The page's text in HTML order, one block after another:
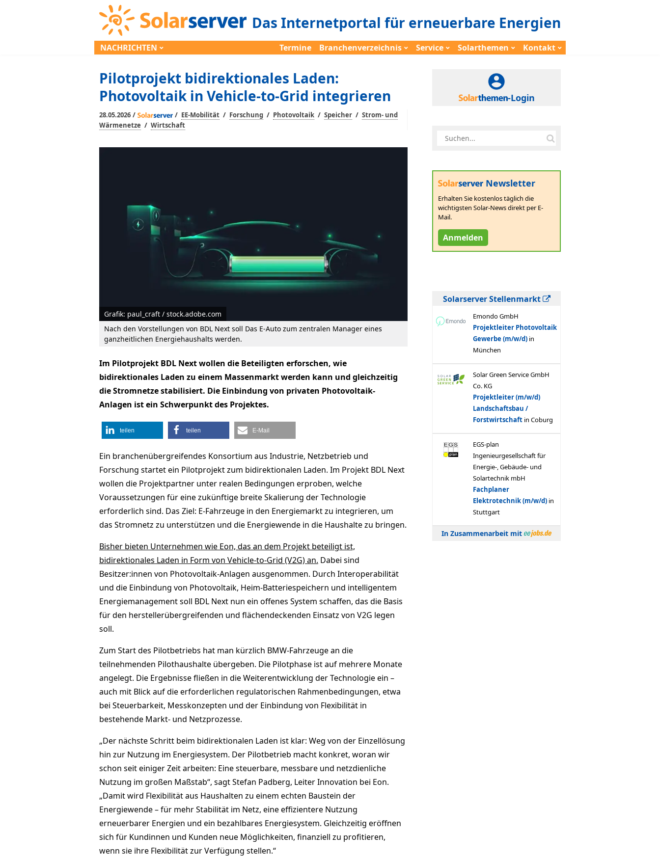
Das Internetportal für erneuerbare Energien
NACHRICHTEN Termine Branchenverzeichnis Service Solarthemen Kontakt
Pilotprojekt bidirektionales Laden:
Photovoltaik in Vehicle-to-Grid integrieren
28.05.2026 / / EE-Mobilität / Forschung / Photovoltaik / Speicher / Strom- und
Wärmenetze / Wirtschaft
Grafik: paul_craft / stock.adobe.com
Nach den Vorstellungen von BDL Next soll Das E-Auto zum zentralen Manager eines
ganzheitlichen Energiehaushalts werden.
Im Pilotprojekt BDL Next wollen die Beteiligten erforschen, wie
bidirektionales Laden zu einem Massenmarkt werden kann und gleichzeitig
die Stromnetze stabilisiert. Die Einbindung von privaten Photovoltaik-
Anlagen ist ein Schwerpunkt des Projektes.
teilen teilen E-Mail
Ein branchenübergreifendes Konsortium aus Industrie, Netzbetrieb und
Forschung startet ein Pilotprojekt zum bidirektionalen Laden. Im Projekt BDL Next
wollen die Projektpartner unter realen Bedingungen erproben, welche
Voraussetzungen für eine zukünftige breite Skalierung der Technologie
erforderlich sind. Das Ziel: E-Fahrzeuge in den Energiemarkt zu integrieren, um
das Stromnetz zu unterstützen und die Energiewende in die Haushalte zu bringen.
Bisher bieten Unternehmen wie Eon, das an dem Projekt beteiligt ist,
bidirektionales Laden in Form von Vehicle-to-Grid (V2G) an. Dabei sind
Besitzer:innen von Photovoltaik-Anlagen ausgenommen. Durch Interoperabilität
und die Einbindung von Photovoltaik, Heim-Batteriespeichern und intelligentem
Energiemanagement soll BDL Next nun ein offenes System schaffen, das die Basis
für den herstellerübergreifenden und flächendeckenden Einsatz von V2G legen
soll.
Zum Start des Pilotbetriebs hat man kürzlich BMW-Fahrzeuge an die
teilnehmenden Pilothaushalte übergeben. Die Pilotphase ist auf mehrere Monate
angelegt. Die Ergebnisse fließen in die Weiterentwicklung der Technologie ein –
auch mit Blick auf die erforderlichen regulatorischen Rahmenbedingungen, etwa
bei Steuerbarkeit, Messkonzepten und der Einbindung von Flexibilität in
bestehende Markt- und Netzprozesse.
„Der nächste Schritt beim bidirektionalen Laden ist klar: Weg von der Einzellösung
hin zur Nutzung im Energiesystem. Der Pilotbetrieb macht konkret, woran wir
schon seit einiger Zeit arbeiten: Eine steuerbare, messbare und netzdienliche
Nutzung im großen Maßstab“, sagt Stefan Padberg, Leiter Innovation bei Eon.
„Damit wird Flexibilität aus Haushalten zu einem echten Baustein der
Energiewende – für mehr Stabilität im Netz, eine effizientere Nutzung
erneuerbarer Energien und ein bezahlbares Energiesystem. Gleichzeitig eröffnen
sich für Kundinnen und Kunden neue Möglichkeiten, finanziell zu profitieren,
wenn sie ihre Flexibilität zur Verfügung stellen.“
-Login
Newsletter
Erhalten Sie kostenlos täglich die
wichtigsten Solar-News direkt per E-
Mail.
Anmelden
Solarserver Stellenmarkt
In Zusammenarbeit mit